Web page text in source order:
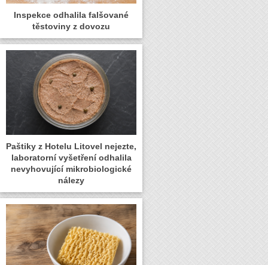
Inspekce odhalila falšované
těstoviny z dovozu
Paštiky z Hotelu Litovel nejezte,
laboratorní vyšetření odhalila
nevyhovující mikrobiologické
nálezy